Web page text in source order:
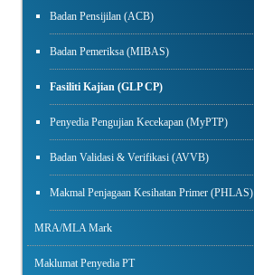
Badan Pensijilan (ACB)
Badan Pemeriksa (MIBAS)
Fasiliti Kajian (GLP CP)
Penyedia Pengujian Kecekapan (MyPTP)
Badan Validasi & Verifikasi (AVVB)
Makmal Penjagaan Kesihatan Primer (PHLAS)
MRA/MLA Mark
Maklumat Penyedia PT